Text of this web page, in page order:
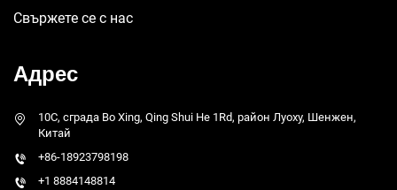
Свържете се с нас
Адрес
10C, сграда Bo Xing, Qing Shui He 1Rd, район Луоху, Шенжен,
Китай
+86-18923798198
+1 8884148814